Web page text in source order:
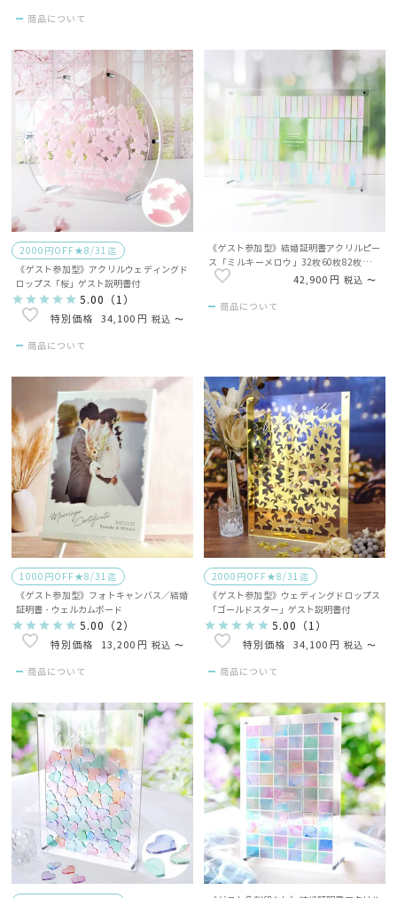
商品について
2000円OFF★8/31迄
《ゲスト参加型》アクリルウェディングド
ロップス「桜」ゲスト説明書付
5.00 （ 1 ）
34,100 税込 〜
商品について
《ゲスト参加型》結婚証明書アクリルピー
ス「ミルキーメロウ」32枚60枚82枚タイ
プ有（ゲスト名入）
42,900 税込 〜
商品について
1000円OFF★8/31迄
《ゲスト参加型》フォトキャンバス／結婚
証明書・ウェルカムボード
5.00 （ 2 ）
13,200 税込 〜
商品について
2000円OFF★8/31迄
《ゲスト参加型》ウェディングドロップス
「ゴールドスター」ゲスト説明書付
5.00 （ 1 ）
34,100 税込 〜
商品について